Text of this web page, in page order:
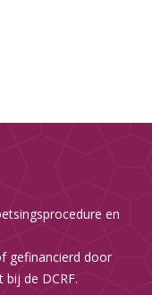
en
gefinancierd door
de DCRF.